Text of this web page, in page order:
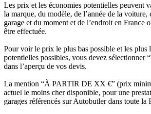
Les prix et les économies potentielles peuvent
la marque, du modèle, de l’année de la
garage et du moment et de l’endroit en France
être effectuée.
Pour voir le prix le plus bas possible et les plus
potentielles possibles, vous devez sélectionner
dans l’aperçu de vos devis.
La mention “À PARTIR DE XX €” (prix
actuel le moins cher disponible, pour une
garages référencés sur Autobutler dans toute la